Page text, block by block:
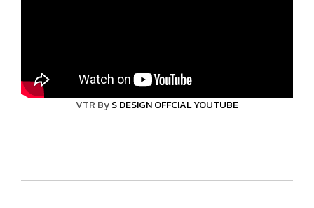
VTR ByS DESIGN OFFCIAL YOUTUBE